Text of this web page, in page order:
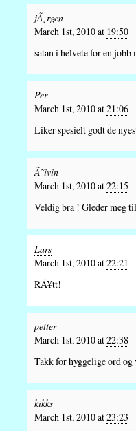
jÃ¸rgen
March 1st, 2010 at 19:50
satan i helvete for en
Per
March 1st, 2010 at21:06
Liker spesielt godt de
Ã˜ivin
March 1st, 2010 at22:15
Veldig bra ! Gleder
Lars
March 1st, 2010 at22:21
RÃ¥tt!
petter
March 1st, 2010 at22:38
Takk for hyggelige ord
kikks
March 1st, 2010 at23:23